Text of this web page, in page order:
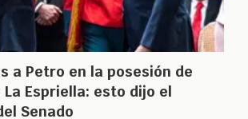
a Petro en la posesión de
La Espriella: esto dijo el
Senado